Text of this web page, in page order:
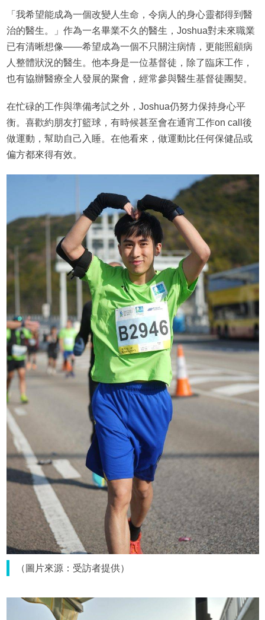
「我希望能成為一個改變人生命，令病人的身心靈都得到醫
治的醫生。」作為一名畢業不久的醫生，Joshua對未來職業
已有清晰想像——希望成為一個不只關注病情，更能照顧病
人整體狀況的醫生。他本身是一位基督徒，除了臨床工作，
也有協辦醫療全人發展的聚會，經常參與醫生基督徒團契。
在忙碌的工作與準備考試之外，Joshua仍努力保持身心平
衡。喜歡約朋友打籃球，有時候甚至會在通宵工作on call後
做運動，幫助自己入睡。在他看來，做運動比任何保健品或
偏方都來得有效。
（圖片來源：受訪者提供）